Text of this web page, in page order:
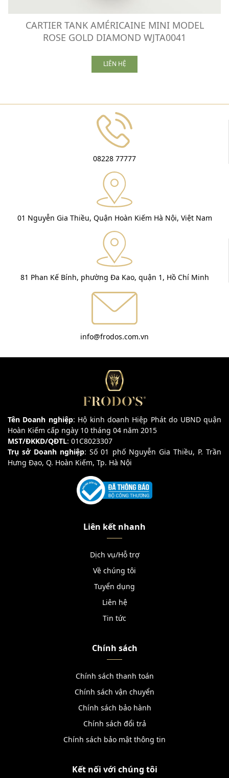
CARTIER TANK AMÉRICAINE MINI MODEL
ROSE GOLD DIAMOND WJTA0041
LIÊN HỆ
08228 77777
01 Nguyễn Gia Thiều, Quận Hoàn Kiếm Hà Nội, Việt Nam
81 Phan Kế Bính, phường Đa Kao, quận 1, Hồ Chí Minh
info@frodos.com.vn
Tên Doanh nghiệp: Hộ kinh doanh Hiệp Phát do UBND quận
Hoàn Kiếm cấp ngày 10 tháng 04 năm 2015
MST/ĐKKD/QĐTL: 01C8023307
Trụ sở Doanh nghiệp: Số 01 phố Nguyễn Gia Thiều, P. Trần
Hưng Đạo, Q. Hoàn Kiếm, Tp. Hà Nội
Liên kết nhanh
Dịch vụ/Hỗ trợ
Về chúng tôi
Tuyển dụng
Liên hệ
Tin tức
Chính sách
Chính sách thanh toán
Chính sách vận chuyển
Chính sách bảo hành
Chính sách đổi trả
Chính sách bảo mật thông tin
Kết nối với chúng tôi